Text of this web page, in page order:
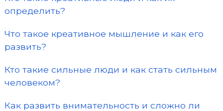
определить?
Что такое креативное мышление и как его
развить?
Кто такие сильные люди и как стать сильным
человеком?
Как развить внимательность и сложно ли